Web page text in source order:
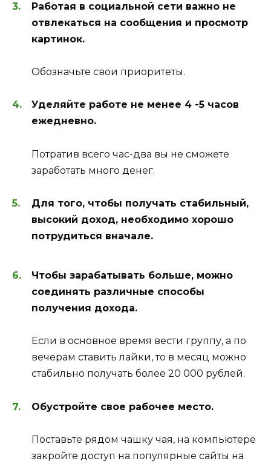
Работая в социальной сети важно не
отвлекаться на сообщения и просмотр
картинок.
Обозначьте свои приоритеты.
Уделяйте работе не менее 4 -5 часов
ежедневно.
Потратив всего час-два вы не сможете
заработать много денег.
Для того, чтобы получать стабильный,
высокий доход, необходимо хорошо
потрудиться вначале.
Чтобы зарабатывать больше, можно
соединять различные способы
получения дохода.
Если в основное время вести группу, а по
вечерам ставить лайки, то в месяц можно
стабильно получать более 20 000 рублей.
Обустройте свое рабочее место.
Поставьте рядом чашку чая, на компьютере
закройте доступ на популярные сайты на